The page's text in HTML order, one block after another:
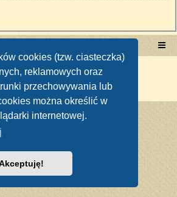
cookies (tzw. ciasteczka)
reklamowych oraz
przechowywania lub
można określić w
internetowej.
phpBB ® Forum Software © phpBB Limited
pakiet językowy dostarcza
danych osobowych|Regulamin